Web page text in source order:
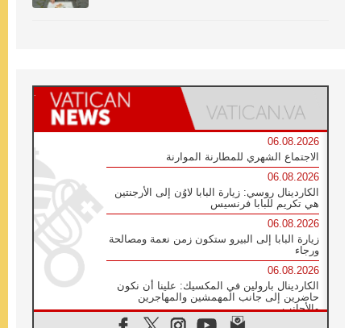
06.08.2026
الاجتماع الشهري للمطارنة الموارنة
06.08.2026
الكاردينال روسي: زيارة البابا لاوُن إلى الأرجنتين
هي تكريم للبابا فرنسيس
06.08.2026
زيارة البابا إلى البيرو ستكون زمن نعمة ومصالحة
ورجاء
06.08.2026
الكاردينال بارولين في المكسيك: علينا أن نكون
حاضرين إلى جانب المهمشين والمهاجرين
والأجانب